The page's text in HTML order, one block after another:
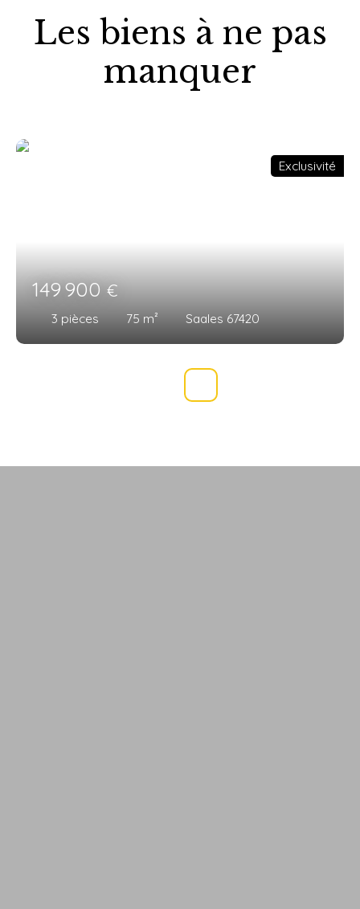
Les biens à ne pas
manquer
149 900€
3 pièces 75 m² Saales 67420
Exclusivité